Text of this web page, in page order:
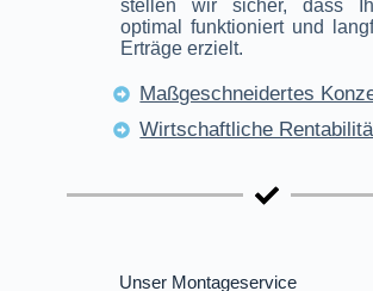
stellen wir sicher, dass
optimal funktioniert und
Erträge erzielt.
Maßgeschneidertes
Wirtschaftliche
Unser Montageservice